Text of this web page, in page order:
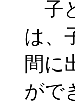
子
は、
間に
がで